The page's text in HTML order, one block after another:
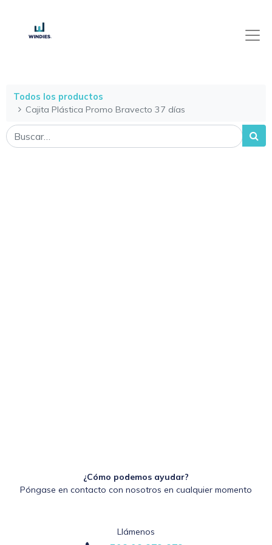
Todos los productos
Cajita Plástica Promo Bravecto 37 días
¿Cómo podemos ayudar?
Póngase en contacto con nosotros en cualquier momento
Llámenos